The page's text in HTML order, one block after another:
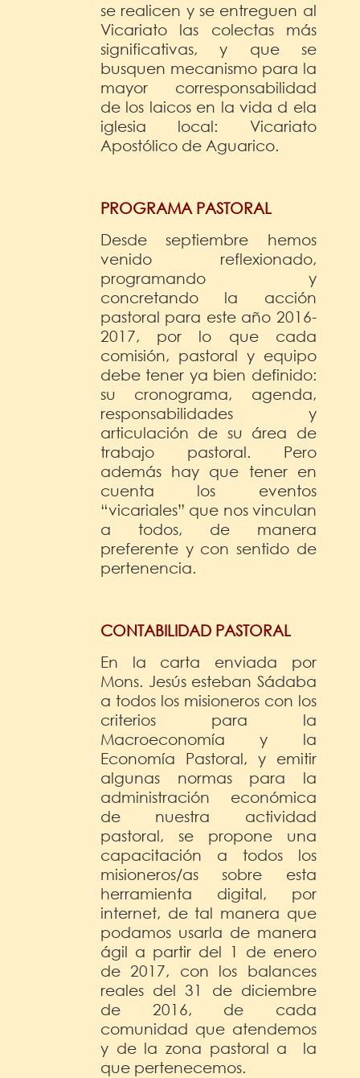
se realicen y se entreguen al
Vicariato las colectas más
significativas, y que se
busquen mecanismo para la
mayor corresponsabilidad
de los laicos en la vida d ela
iglesia local: Vicariato
Apostólico de Aguarico.
PROGRAMA PASTORAL
Desde septiembre hemos
venido reflexionado,
programando y
concretando la acción
pastoral para este año 2016-
2017, por lo que cada
comisión, pastoral y equipo
debe tener ya bien definido:
su cronograma, agenda,
responsabilidades y
articulación de su área de
trabajo pastoral. Pero
además hay que tener en
cuenta los eventos
“vicariales” que nos vinculan
a todos, de manera
preferente y con sentido de
pertenencia.
CONTABILIDAD PASTORAL
En la carta enviada por
Mons. Jesús esteban Sádaba
a todos los misioneros con los
criterios para la
Macroeconomía y la
Economía Pastoral, y emitir
algunas normas para la
administración económica
de nuestra actividad
pastoral, se propone una
capacitación a todos los
misioneros/as sobre esta
herramienta digital, por
internet, de tal manera que
podamos usarla de manera
ágil a partir del 1 de enero
de 2017, con los balances
reales del 31 de diciembre
de 2016, de cada
comunidad que atendemos
y de la zona pastoral a la
que pertenecemos.